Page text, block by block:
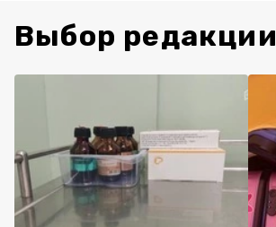
Выбор редакции